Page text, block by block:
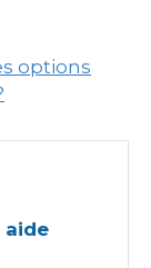
options
aide